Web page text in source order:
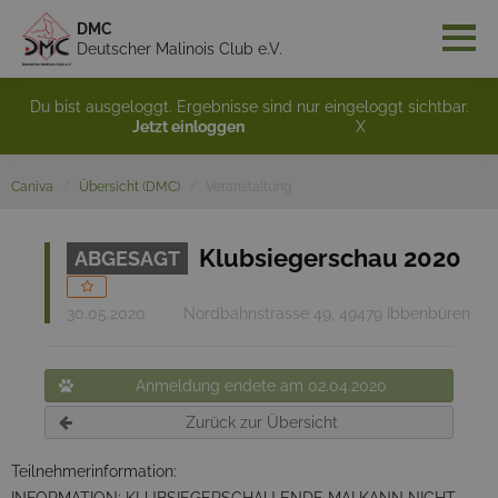
DMC
Deutscher Malinois Club e.V.
Du bist ausgeloggt. Ergebnisse sind nur eingeloggt sichtbar.
Jetzt einloggen
X
Caniva Übersicht (DMC)
ABGESAGT Klubsiegerschau 2020
30.05.2020 Nordbahnstrasse 49, 49479 Ibbenbüren
Anmeldung endete am 02.04.2020
Zurück zur Übersicht
Teilnehmerinformation: